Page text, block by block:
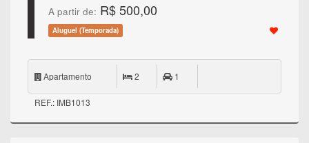
A partir de: R$ 500,00
Aluguel (Temporada)
Apartamento 2 1
REF.: IMB1013